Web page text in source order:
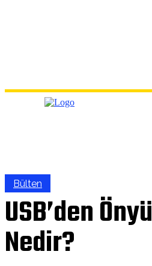
Bülten
USB’den
Nedir?